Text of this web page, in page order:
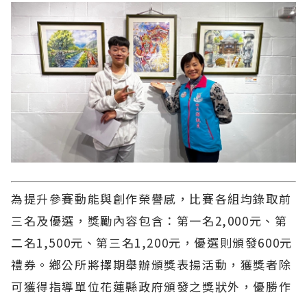
為提升參賽動能與創作榮譽感，比賽各組均錄取前
三名及優選，獎勵內容包含：第一名2,000元、第
二名1,500元、第三名1,200元，優選則頒發600元
禮券。鄉公所將擇期舉辦頒獎表揚活動，獲獎者除
可獲得指導單位花蓮縣政府頒發之獎狀外，優勝作